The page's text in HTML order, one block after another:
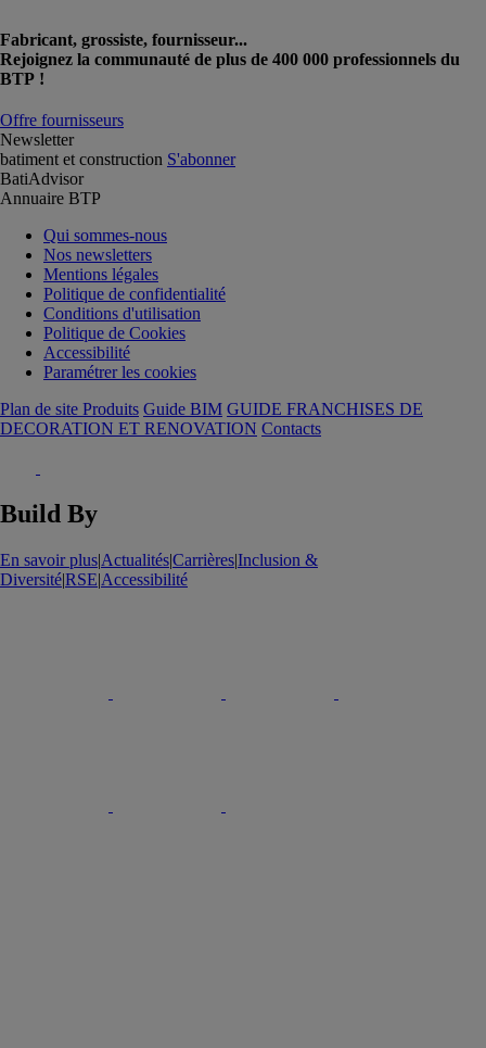
Fabricant, grossiste, fournisseur...
Rejoignez la communauté de plus de 400 000 professionnels du
BTP !
Offre fournisseurs
Newsletter
batiment et construction S'abonner
BatiAdvisor
Annuaire BTP
Qui sommes-nous
Nos newsletters
Mentions légales
Politique de confidentialité
Conditions d'utilisation
Politique de Cookies
Accessibilité
Paramétrer les cookies
Plan de site Produits Guide BIM GUIDE FRANCHISES DE
DECORATION ET RENOVATION Contacts
Build By
En savoir plus|Actualités|Carrières|Inclusion &
Diversité|RSE|Accessibilité